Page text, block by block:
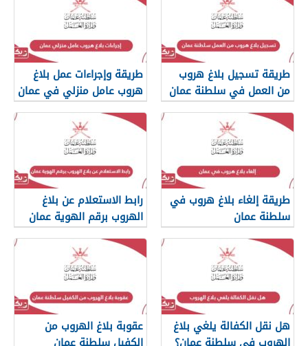
طريقة تسجيل بلاغ هروب
من العمل في سلطنة عمان
طريقة وإجراءات عمل بلاغ
هروب عامل منزلي في عمان
طريقة إلغاء بلاغ هروب في
سلطنة عمان
رابط الاستعلام عن بلاغ
الهروب برقم الهوية عمان
هل نقل الكفالة يلغي بلاغ
عقوبة بلاغ الهروب من